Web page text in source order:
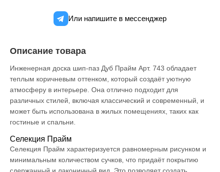
Или напишите в мессенджер
Описание товара
Инженерная доска шип-паз Дуб Прайм Арт. 743 обладает
теплым коричневым оттенком, который создаёт уютную
атмосферу в интерьере. Она отлично подходит для
различных стилей, включая классический и современный, и
может быть использована в жилых помещениях, таких как
гостиные и спальни.
Селекция Прайм
Селекция Прайм характеризуется равномерным рисунком и
минимальным количеством сучков, что придаёт покрытию